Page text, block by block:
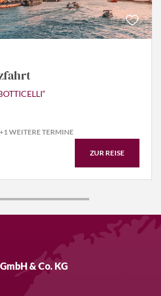
WEITERE TERMINE
ZUR REISE
& Co. KG